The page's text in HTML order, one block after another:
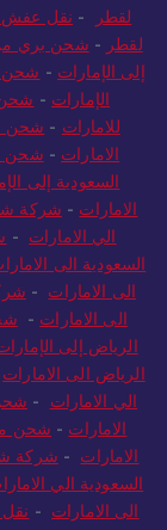
جدة الي قطر-
لقطر - نقل عفش
لقطر-شحن بري من
إلى الإمارات- شحن
الإمارات-شحن
للامارات - شحن
الامارات-شحن
السعودية إلى
الامارات- شركة
الي الامارات-
السعودية الى
الى الامارات-
الى الامارات-
الرياض إلى
الرياض الى الامارات
الي الامارات-
الامارات-شحن
الامارات - شركة
السعودية الي